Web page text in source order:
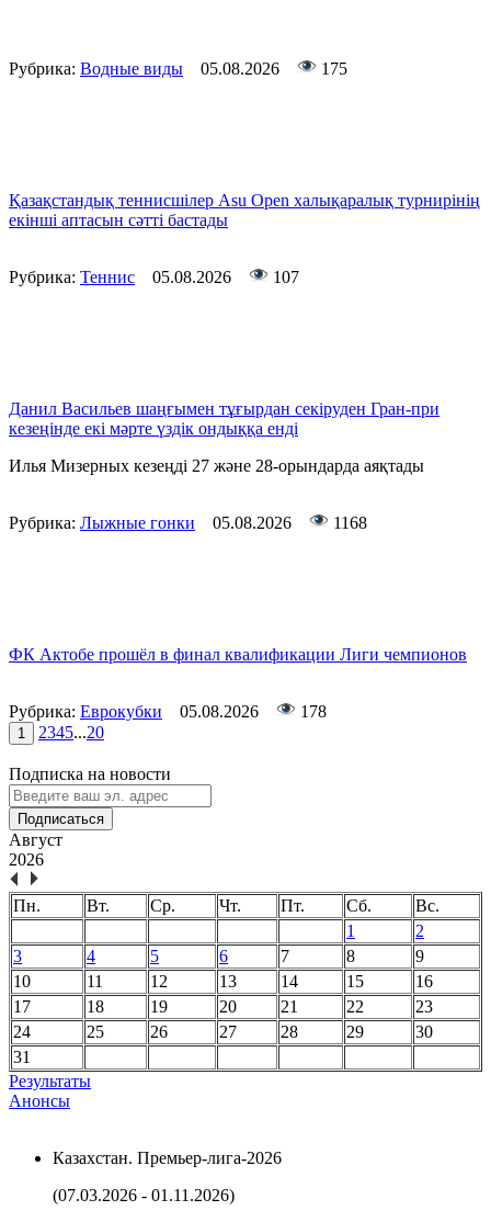
Рубрика: Водные виды 05.08.2026 175
Қазақстандық теннисшілер Asu Open халықаралық турнирінің
екінші аптасын сәтті бастады
Рубрика: Теннис 05.08.2026 107
Данил Васильев шаңғымен тұғырдан секіруден Гран-при
кезеңінде екі мәрте үздік ондыққа енді
Илья Мизерных кезеңді 27 және 28-орындарда аяқтады
Рубрика: Лыжные гонки 05.08.2026 1168
ФК Актобе прошёл в финал квалификации Лиги чемпионов
Рубрика: Еврокубки 05.08.2026 178
1 2345...20
Подписка на новости
Подписаться
Август
2026
Пн. Вт. Ср. Чт. Пт. Сб.
Вс.
1
2
3
4 5 6 7 8
9
10
11 12 13 14 15
16
17
18 19 20 21 22
23
24
25 26 27 28 29
30
31
Результаты
Анонсы
Казахстан. Премьер-лига-2026
(07.03.2026 - 01.11.2026)